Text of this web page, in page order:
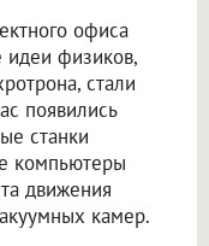
офиса
физиков,
стали
появились
станки
компьютеры
движения
камер.